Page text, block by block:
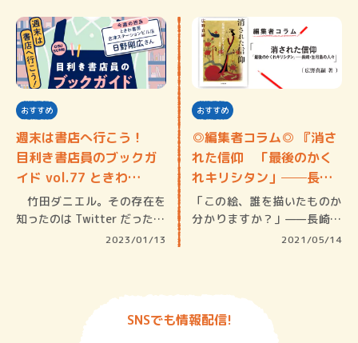
おすすめ
週末は書店へ行こう！
目利き書店員のブックガ
イド vol.77 ときわ…
竹田ダニエル。その存在を
知ったのは Twitter だった…
2023/01/13
おすすめ
◎編集者コラム◎ 『消さ
れた信仰 「最後のかく
れキリシタン」──長
崎・…
「この絵、誰を描いたものか
分かりますか？」——長崎で
2021/05/14
SNSでも情報配信!